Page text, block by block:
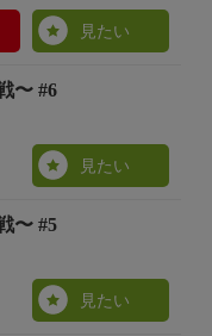
見たい
〜 #6
見たい
〜 #5
見たい